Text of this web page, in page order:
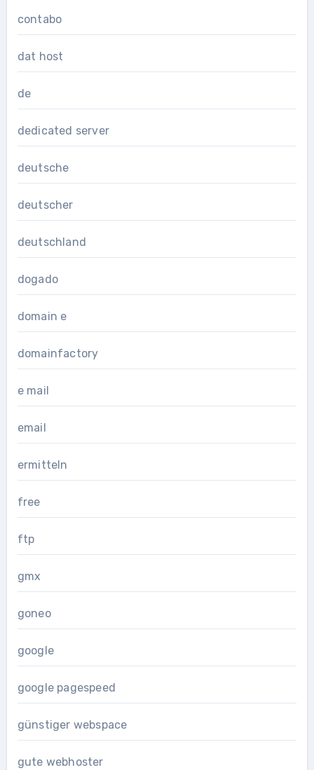
contabo
dat host
de
dedicated server
deutsche
deutscher
deutschland
dogado
domain e
domainfactory
e mail
email
ermitteln
free
ftp
gmx
goneo
google
google pagespeed
günstiger webspace
gute webhoster